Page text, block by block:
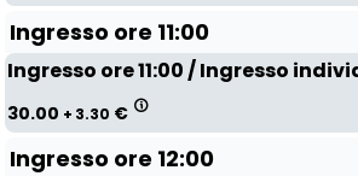
Ingresso ore 11:00
Ingresso ore 11:00 / Ingresso
30.00 + 3.30 €
Ingresso ore 12:00